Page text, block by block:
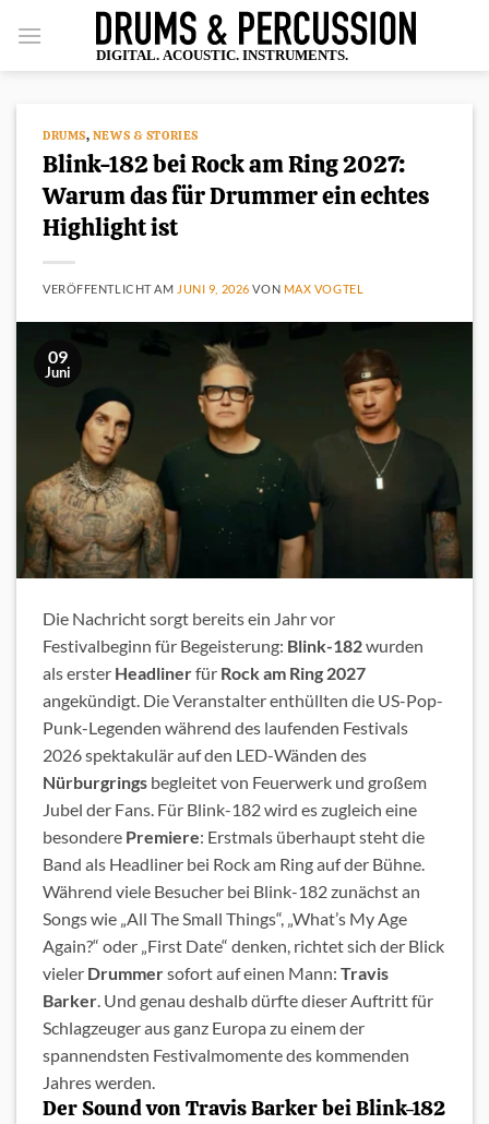
Inhalt
springen
DRUMS, NEWS & STORIES
Blink-182 bei Rock am Ring 2027:
Warum das für Drummer ein echtes
Highlight ist
VERÖFFENTLICHT AM JUNI 9, 2026 VON MAX VOGTEL
09
Juni
Die Nachricht sorgt bereits ein Jahr vor
Festivalbeginn für Begeisterung: Blink-182wurden
als erster Headlinerfür Rock am Ring 2027
angekündigt. Die Veranstalter enthüllten die US-Pop-
Punk-Legenden während des laufenden Festivals
2026 spektakulär auf den LED-Wänden des
Nürburgrings begleitet von Feuerwerk und großem
Jubel der Fans. Für Blink-182 wird es zugleich eine
besondere Premiere: Erstmals überhaupt steht die
Band als Headliner bei Rock am Ring auf der Bühne.
Während viele Besucher bei Blink-182 zunächst an
Songs wie „All The Small Things“, „What’s My Age
Again?“ oder „First Date“ denken, richtet sich der Blick
vieler Drummersofort auf einen Mann: Travis
Barker. Und genau deshalb dürfte dieser Auftritt für
Schlagzeuger aus ganz Europa zu einem der
spannendsten Festivalmomente des kommenden
Jahres werden.
Der Sound von Travis Barker bei Blink-182